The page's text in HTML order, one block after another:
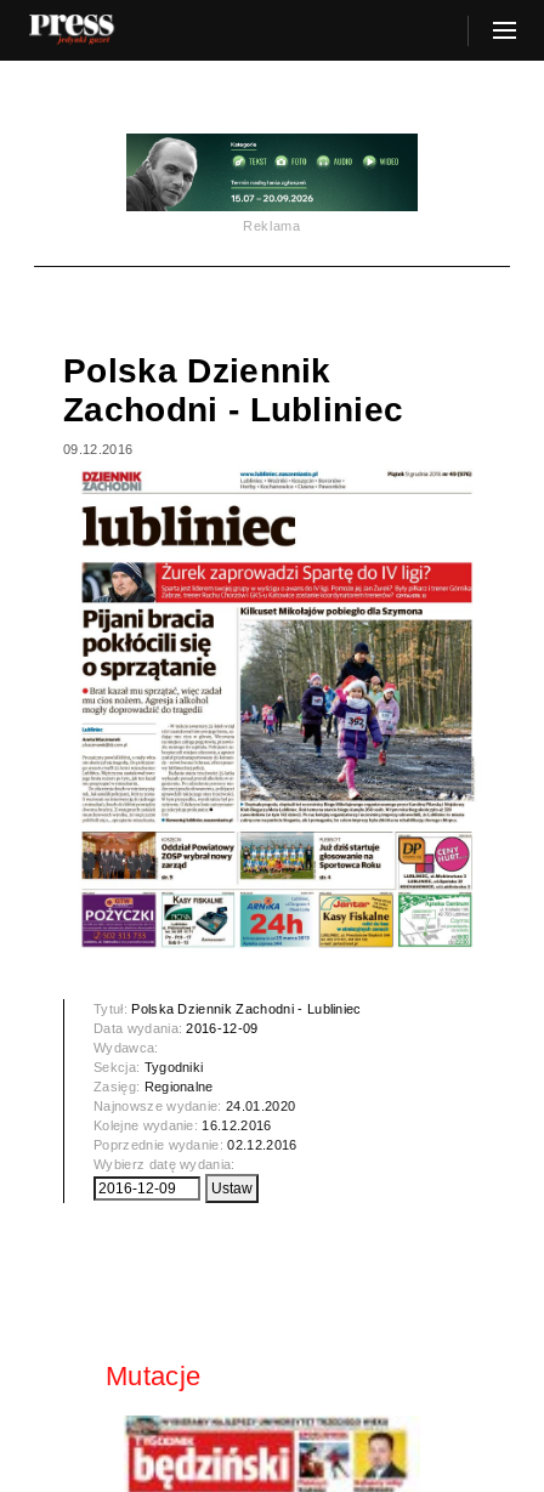
Reklama
Polska Dziennik
Zachodni - Lubliniec
09.12.2016
Tytuł: Polska Dziennik Zachodni - Lubliniec
Data wydania:2016-12-09
Wydawca:
Sekcja: Tygodniki
Zasięg: Regionalne
Najnowsze wydanie:24.01.2020
Kolejne wydanie: 16.12.2016
Poprzednie wydanie:02.12.2016
Wybierz datę wydania:
Mutacje